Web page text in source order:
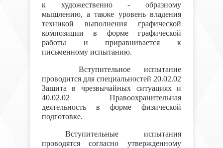
к художественно - образному
мышлению, а также уровень владения
техникой выполнения графической
композиции в форме графической
работы и приравнивается к
письменному испытанию.
Вступительное испытание
проводится для специальностей 20.02.02
Защита в чрезвычайных ситуациях и
40.02.02 Правоохранительная
деятельность в форме физической
подготовке.
Вступительные испытания
проводятся согласно утвержденному